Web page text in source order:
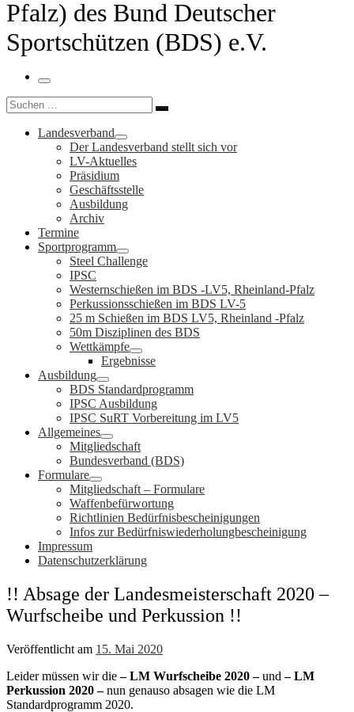
Pfalz) des Bund Deutscher
Sportschützen (BDS) e.V.
Menü
Suche
Suchen …
Landesverband
Der Landesverband stellt sich vor
LV-Aktuelles
Präsidium
Geschäftsstelle
Ausbildung
Archiv
Termine
Sportprogramm
Steel Challenge
IPSC
Westernschießen im BDS -LV5, Rheinland-Pfalz
Perkussionsschießen im BDS LV-5
25 m Schießen im BDS LV5, Rheinland -Pfalz
50m Disziplinen des BDS
Wettkämpfe
Ergebnisse
Ausbildung
BDS Standardprogramm
IPSC Ausbildung
IPSC SuRT Vorbereitung im LV5
Allgemeines
Mitgliedschaft
Bundesverband (BDS)
Formulare
Mitgliedschaft – Formulare
Waffenbefürwortung
Richtlinien Bedürfnisbescheinigungen
Infos zur Bedürfniswiederholungbescheinigung
Impressum
Datenschutzerklärung
!! Absage der Landesmeisterschaft 2020 –
Wurfscheibe und Perkussion !!
Veröffentlicht am 15. Mai 2020
Leider müssen wir die– LM Wurfscheibe 2020 –und– LM
Perkussion 2020 –nun genauso absagen wie die LM
Standardprogramm 2020.